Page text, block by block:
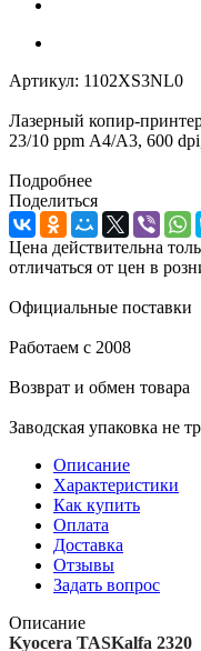
Артикул: 1102XS3NL0
Лазерный копир-
23/10 ppm А4/A3, 600
Подробнее
Поделиться
Цена действительна
отличаться от цен в
Официальные поставки
Работаем с 2008
Возврат и обмен товара
Заводская упаковка не
Описание
Характеристики
Как купить
Оплата
Доставка
Отзывы
Задать вопрос
Описание
Kyocera TASKalfa 2320